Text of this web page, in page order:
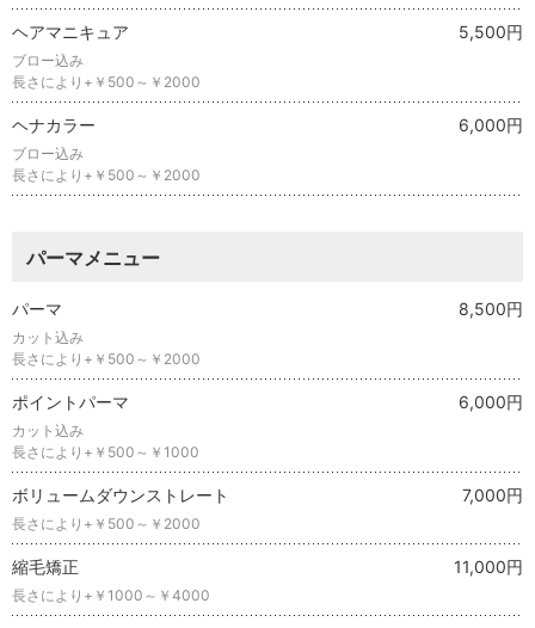
ヘアマニキュア 5,500円
ブロー込み
長さにより+￥500～￥2000
ヘナカラー 6,000円
ブロー込み
長さにより+￥500～￥2000
パーマメニュー
パーマ 8,500円
カット込み
長さにより+￥500～￥2000
ポイントパーマ 6,000円
カット込み
長さにより+￥500～￥1000
ボリュームダウンストレート 7,000円
長さにより+￥500～￥2000
縮毛矯正 11,000円
長さにより+￥1000～￥4000